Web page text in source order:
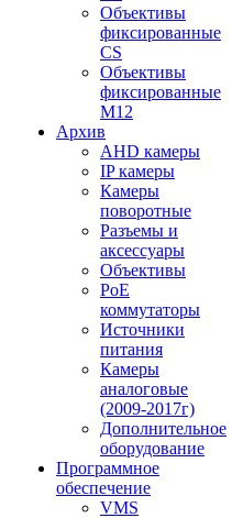
Объективы
фиксированные
CS
Объективы
фиксированные
М12
Архив
AHD камеры
IP камеры
Камеры
поворотные
Разъемы и
аксессуары
Объективы
PoE
коммутаторы
Источники
питания
Камеры
аналоговые
(2009-2017г)
Дополнительное
оборудование
Программное
обеспечение
VMS